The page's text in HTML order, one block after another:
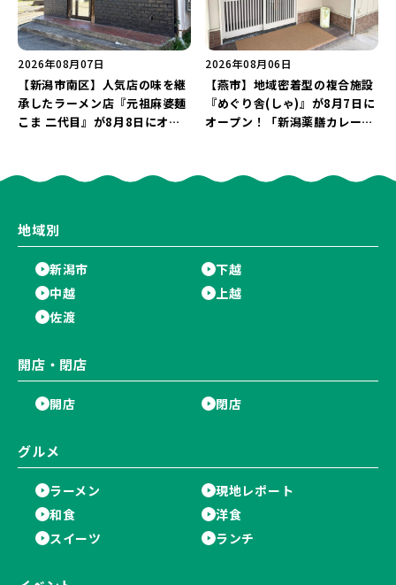
2026年08月07日
【新潟市南区】人気店の味を継
承したラーメン店『元祖麻婆麺
こま 二代目』が8月8日にオー
2026年08月06日
【燕市】地域密着型の複合施設
『めぐり舎(しゃ)』が8月7日に
オープン！「新潟薬膳カレー
う♪
地域別
新潟市
下越
中越
上越
佐渡
開店・閉店
開店 閉店
グルメ
ラーメン
現地レポート
和食
洋食
スイーツ
ランチ